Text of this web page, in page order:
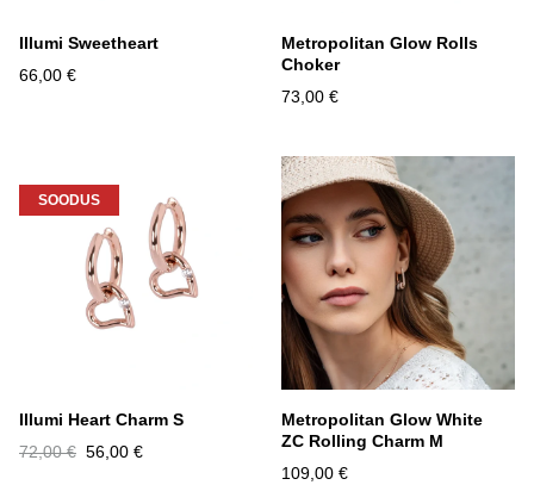
Illumi Sweetheart
66,00 €
Metropolitan Glow Rolls
Choker
73,00 €
SOODUS
Illumi Heart Charm S
72,00 € 56,00 €
Metropolitan Glow White
ZC Rolling Charm M
109,00 €